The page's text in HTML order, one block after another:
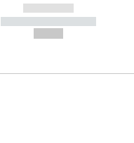
------------
----------- -----------